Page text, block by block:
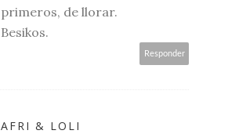
primeros, de llorar.
Besikos.
Responder
AFRI & LOLI